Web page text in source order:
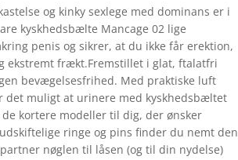
og kinky sexlege med dominans er i
kyskhedsbælte Mancage 02 lige
penis og sikrer, at du ikke får erektion,
ekstremt frækt.Fremstillet i glat, ftalatfri
bevægelsesfrihed. Med praktiske luft
det muligt at urinere med kyskhedsbæltet
kortere modeller til dig, der ønsker
ringe og pins finder du nemt den
nøglen til låsen (og til din nydelse)